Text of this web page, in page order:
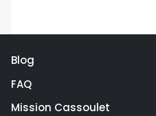
Blog
FAQ
Mission Cassoulet